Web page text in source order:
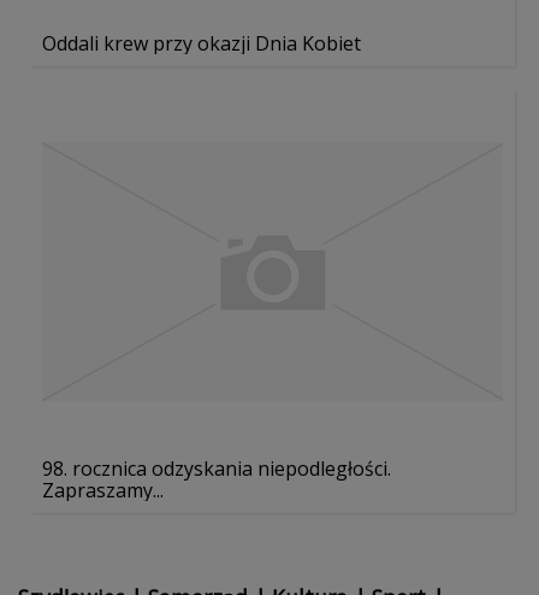
Oddali krew przy okazji Dnia Kobiet
98. rocznica odzyskania niepodległości.
Zapraszamy...